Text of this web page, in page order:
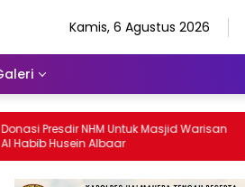
Kamis, 6 Agustus 2026
Presdir NHM Untuk Masjid Warisan
Husein Albaar